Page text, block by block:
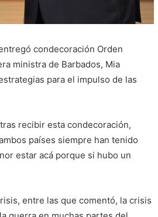
condecoración Orden
ministra de Barbados, Mia
para el impulso de las
recibir esta condecoración,
países siempre han tenido
estar acá porque si hubo un
entre las que comentó, la crisis